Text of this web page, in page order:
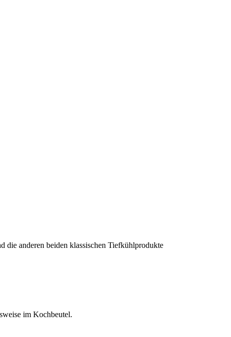
die anderen beiden klassischen Tiefkühlprodukte
im Kochbeutel.